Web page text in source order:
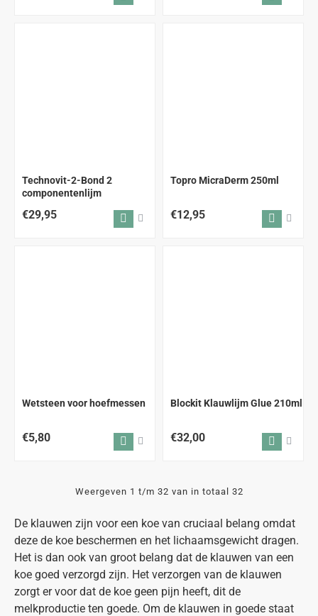
De klauwen zijn voor een koe van cruciaal belang omdat
deze de koe beschermen en het lichaamsgewicht dragen.
Het is dan ook van groot belang dat de klauwen van een
koe goed verzorgd zijn. Het verzorgen van de klauwen
zorgt er voor dat de koe geen pijn heeft, dit de
melkproductie ten goede. Om de klauwen in goede staat
Technovit-2-Bond 2
componentenlijm
€29,95
Topro MicraDerm 250ml
€12,95
Wetsteen voor hoefmessen
€5,80
Blockit Klauwlijm Glue 210ml
€32,00
Weergeven 1 t/m 32 van in totaal 32